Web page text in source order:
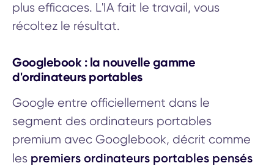
plus efficaces. L'IA fait le travail, vous
récoltez le résultat.
Googlebook : la nouvelle gamme
d'ordinateurs portables
Google entre officiellement dans le
segment des ordinateurs portables
premium avec Googlebook, décrit comme
les premiers ordinateurs portables pensés